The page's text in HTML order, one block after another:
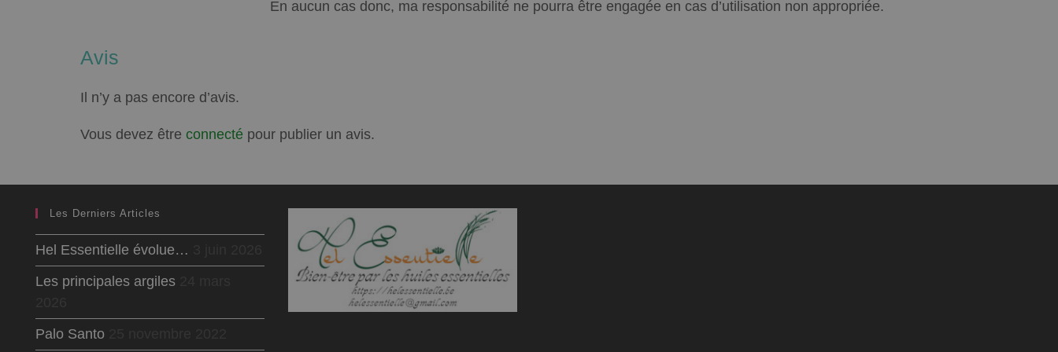
En aucun cas donc, ma responsabilité ne pourra être engagée en cas d’utilisation non appropriée.
Avis
Il n’y a pas encore d’avis.
Vous devez être connecté pour publier un avis.
Les Derniers Articles
Hel Essentielle évolue…
Les principales argiles
Palo Santo